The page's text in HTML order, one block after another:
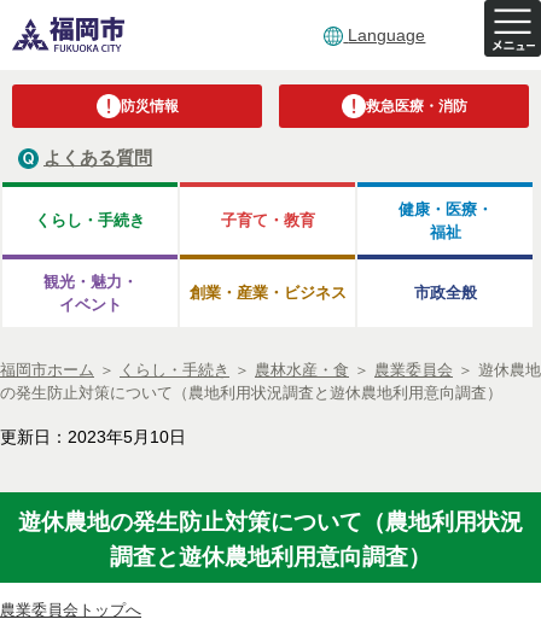
Language
防災情報 救急医療・消防
よくある質問
くらし・手続き 子育て・教育
健康・医療・
福祉
観光・魅力・
イベント
創業・産業・ビジネス 市政全般
福岡市ホーム ＞ くらし・手続き ＞ 農林水産・食 ＞ 農業委員会 ＞ 遊休農地
の発生防止対策について（農地利用状況調査と遊休農地利用意向調査）
更新日：2023年5月10日
遊休農地の発生防止対策について（農地利用状況
調査と遊休農地利用意向調査）
農業委員会トップへ